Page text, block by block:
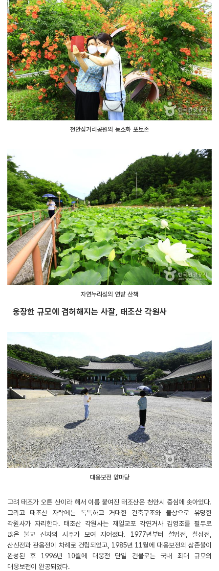
천안삼거리공원의 능소화 포토존
자연누리성의 연밭 산책
웅장한 규모에 겸허해지는 사찰, 태조산 각원사
대웅보전 앞마당
고려 태조가 오른 산이라 해서 이름 붙여진 태조산은 천안시 중심에 솟아있다.
그리고 태조산 자락에는 독특하고 거대한 건축구조와 불상으로 유명한
각원사가 자리한다. 태조산 각원사는 재일교포 각연거사 김영조를 필두로
많은 불교 신자의 시주가 모여 지어졌다. 1977년부터 설법전, 칠성전,
산신전과 관음전이 차례로 건립되었고, 1985년 11월에 대웅보전의 삼존불이
완성된 후 1996년 10월에 대웅전 단일 건물로는 국내 최대 규모의
대웅보전이 완공되었다.